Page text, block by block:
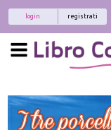
registrati
login